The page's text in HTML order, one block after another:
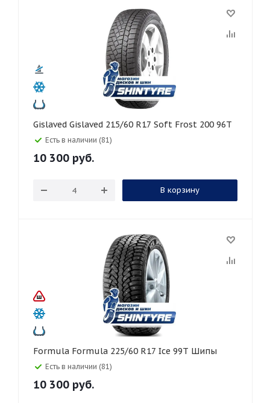
Gislaved Gislaved 215/60 R17 Soft Frost 200 96T
Есть в наличии (81)
10 300 руб.
В корзину
Formula Formula 225/60 R17 Ice 99T Шипы
Есть в наличии (81)
10 300 руб.